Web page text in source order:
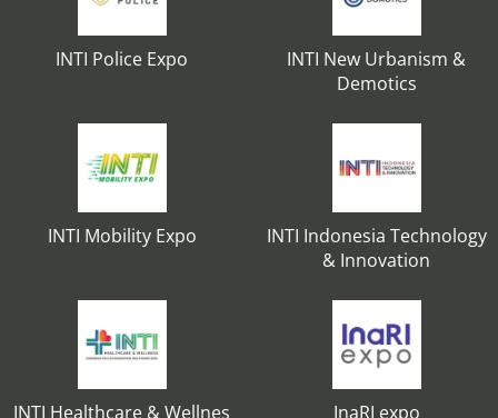
INTI Police Expo
INTI New Urbanism &
Demotics
INTI Mobility Expo
INTI Indonesia Technology
& Innovation
INTI Healthcare & Wellnes InaRI expo